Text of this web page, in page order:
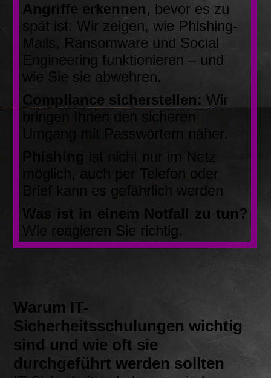
Angriffe erkennen, bevor es zu
spät ist: Wir zeigen, wie Phishing-
Mails, Ransomware und Social
Engineering funktionieren – und
wie Sie sie abwehren.
Compliance sicherstellen:Wir
bringen Ihnen den sicheren
Umgang mit Passwörtern näher.
ist nicht nur im Netz
möglich, auch per Telefon oder
Brief kann es gefährlich werden
Was ist in einem Notfall zu tun?
Wie reagieren Sie richtig.
Warum IT-
Sicherheitsschulungen wichtig
sind und wie oft sie
durchgeführt werden sollten